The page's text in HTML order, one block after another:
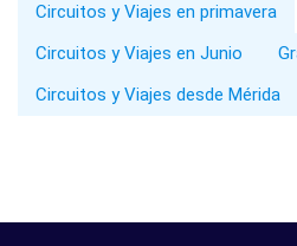
Circuitos y Viajes en primavera
Circuitos y Viajes en Junio
Circuitos y Viajes desde Mérida